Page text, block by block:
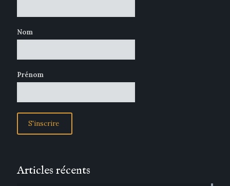
Nom
Prénom
Articles récents